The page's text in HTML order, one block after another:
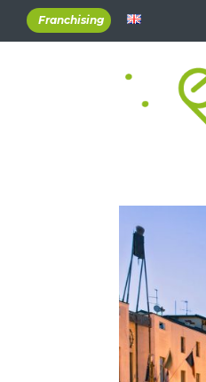
Franchising